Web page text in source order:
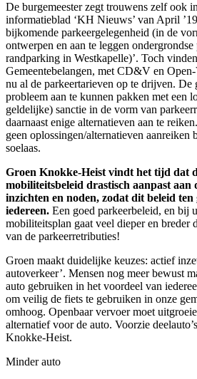
De burgemeester zegt trouwens zelf ook
informatieblad ‘KH Nieuws’ van April
bijkomende parkeergelegenheid (in de
ontwerpen en aan te leggen ondergrondse
randparking in Westkapelle)’. Toch
Gemeentebelangen, met CD&V en
nu al de parkeertarieven op te drijven. De
probleem aan te kunnen pakken met een
geldelijke) sanctie in de vorm van
daarnaast enige alternatieven aan te
geen oplossingen/alternatieven aanreiken
soelaas.
Groen Knokke-Heist vindt het tijd dat
mobiliteitsbeleid drastisch aanpast aan
inzichten en noden, zodat dit beleid ten
iedereen. Een goed parkeerbeleid, en bij
mobiliteitsplan gaat veel dieper en breder
van de parkeerretributies!
Groen maaktduidelijke keuzes: actief
autoverkeer’. Mensen nog meer bewust
auto gebruiken in het voordeel van
om veilig de fiets te gebruiken in onze
omhoog. Openbaar vervoer moet
alternatief voor de auto. Voorzie
Knokke-Heist.
Minder auto